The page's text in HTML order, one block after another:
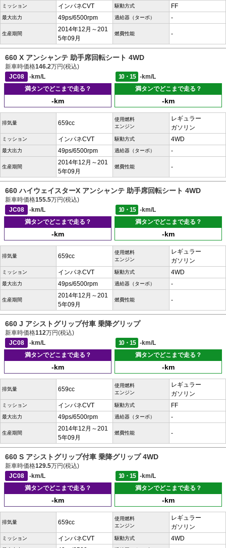
ミッション インパネCVT 駆動方式 FF
最大出力 49ps/6500rpm 過給器（ターボ） -
生産期間
2014年12月～201
5年09月
燃費性能 -
660 X アンシャンテ 助手席回転シート 4WD
新車時価格146.2万円(税込)
JC08
-km/L 10・15
-km/L
満タンでどこまで走る？
-km
満タンでどこまで走る？
-km
排気量 659cc
使用燃料
エンジン
レギュラー
ガソリン
ミッション インパネCVT 駆動方式 4WD
最大出力 49ps/6500rpm 過給器（ターボ） -
生産期間
2014年12月～201
5年09月
燃費性能 -
660 ハイウェイスターX アンシャンテ 助手席回転シート 4WD
新車時価格155.5万円(税込)
JC08
-km/L 10・15
-km/L
満タンでどこまで走る？
-km
満タンでどこまで走る？
-km
排気量 659cc
使用燃料
エンジン
レギュラー
ガソリン
ミッション インパネCVT 駆動方式 4WD
最大出力 49ps/6500rpm 過給器（ターボ） -
生産期間
2014年12月～201
5年09月
燃費性能 -
660 J アシストグリップ付車 乗降グリップ
新車時価格112万円(税込)
JC08
-km/L 10・15
-km/L
満タンでどこまで走る？
-km
満タンでどこまで走る？
-km
排気量 659cc
使用燃料
エンジン
レギュラー
ガソリン
ミッション インパネCVT 駆動方式 FF
最大出力 49ps/6500rpm 過給器（ターボ） -
生産期間
2014年12月～201
5年09月
燃費性能 -
660 S アシストグリップ付車 乗降グリップ 4WD
新車時価格129.5万円(税込)
JC08
-km/L 10・15
-km/L
満タンでどこまで走る？
-km
満タンでどこまで走る？
-km
排気量 659cc
使用燃料
エンジン
レギュラー
ガソリン
ミッション インパネCVT 駆動方式 4WD